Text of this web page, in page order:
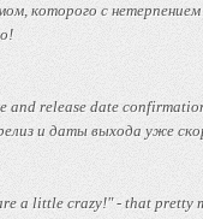
которого с
and release date
и даты выхода уже
a little crazy!" - that